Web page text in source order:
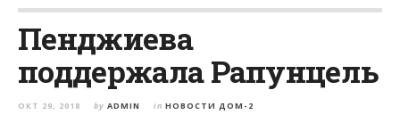
Пенджиева
поддержала Рапунцель
ОКТ 29, 2018 by ADMIN in НОВОСТИ ДОМ-2